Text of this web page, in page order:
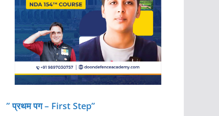
” प्रथम पग – First Step”